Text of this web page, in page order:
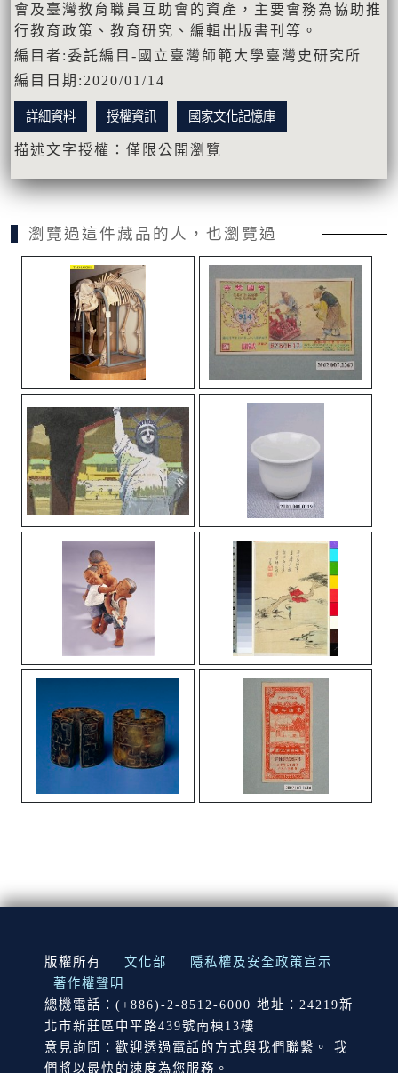
會及臺灣教育職員互助會的資產，主要會務為協助推
行教育政策、教育研究、編輯出版書刊等。
編目者:委託編目-國立臺灣師範大學臺灣史研究所
編目日期:2020/01/14
詳細資料 授權資訊 國家文化記憶庫
描述文字授權：僅限公開瀏覽
瀏覽過這件藏品的人，也瀏覽過
:::
版權所有 文化部
隱私權及安全政策宣示
著作權聲明
總機電話：(+886)-2-8512-6000 地址：24219新
北市新莊區中平路439號南棟13樓
意見詢問：歡迎透過電話的方式與我們聯繫。 我
們將以最快的速度為您服務。